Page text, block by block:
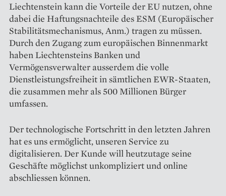
Liechtenstein kann die Vorteile der EU nutzen, ohne
dabei die Haftungsnachteile des ESM (Europäischer
Stabilitätsmechanismus, Anm.) tragen zu müssen.
Durch den Zugang zum europäischen Binnenmarkt
haben Liechtensteins Banken und
Vermögensverwalter ausserdem die volle
Dienstleistungsfreiheit in sämtlichen EWR-Staaten,
die zusammen mehr als 500 Millionen Bürger
umfassen.
Der technologische Fortschritt in den letzten Jahren
hat es uns ermöglicht, unseren Service zu
digitalisieren. Der Kunde will heutzutage seine
Geschäfte möglichst unkompliziert und online
abschliessen können.